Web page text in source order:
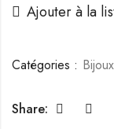
Ajouter à la
Catégories : Bijoux
Share: